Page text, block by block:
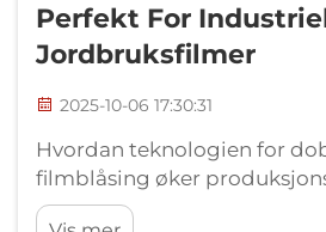
Perfekt For
Jordbruksfilmer
2025-10-06 17:30:31
Hvordan teknologien for
filmblåsing øker
Maskiner for dobbeltlags